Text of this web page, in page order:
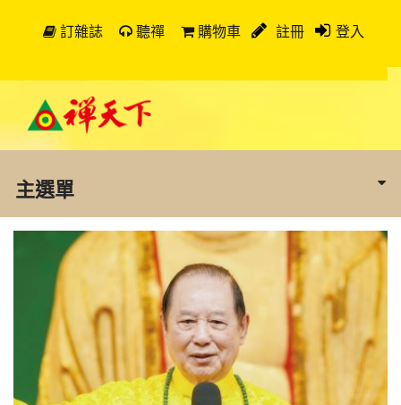
訂雜誌 聽禪 購物車 註冊 登入
主選單